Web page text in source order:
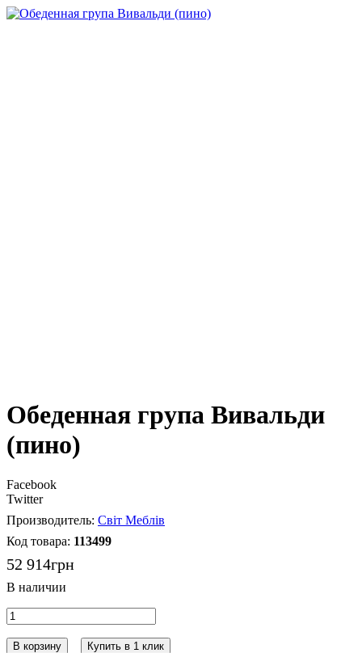
Обеденная група Вивальди
(пино)
Facebook
Twitter
Світ Меблів
113499
52 914грн
В корзину Купить в 1 клик